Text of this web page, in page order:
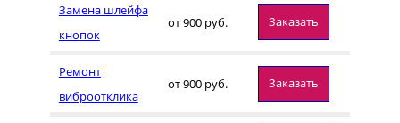
Замена шлейфа
кнопок
от 900 руб. Заказать
Ремонт
виброотклика
от 900 руб. Заказать